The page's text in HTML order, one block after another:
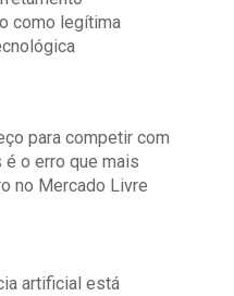
como legítima
para competir com
é o erro que mais
no Mercado Livre
artificial está